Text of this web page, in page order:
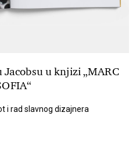
u knjizi „MARC
i rad slavnog dizajnera